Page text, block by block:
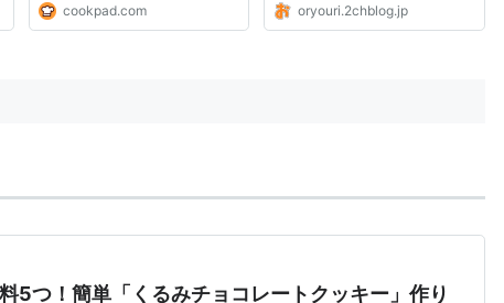
cookpad.com oryouri.2chblog.jp
5つ！簡単「くるみチョコレートクッキー」作り